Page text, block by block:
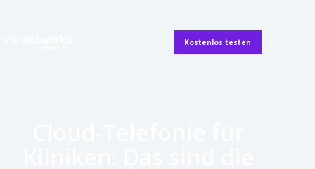
Kostenlos testen